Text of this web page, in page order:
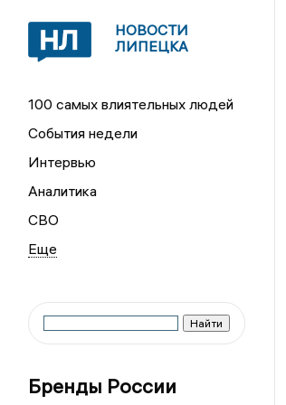
НОВОСТИ
ЛИПЕЦКА
100 самых влиятельных людей
События недели
Интервью
Аналитика
СВО
Бренды России